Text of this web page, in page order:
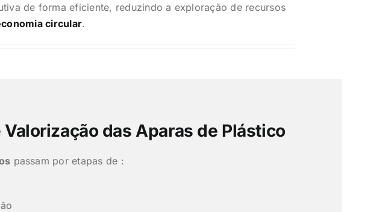
de forma eficiente, reduzindo a exploração de recursos
circular.
das Aparas de Plástico
passam por etapas de :